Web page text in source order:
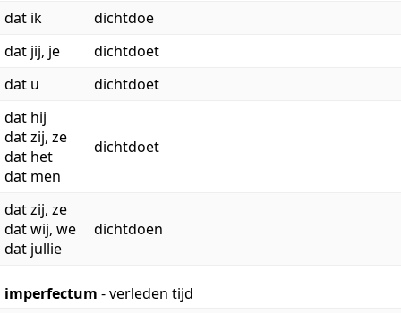
dat ik
dichtdoe
dat jij, je
dichtdoet
dat u
dichtdoet
dat hij
dat zij, ze
dat het
dat men
dichtdoet
dat zij, ze
dat wij, we
dat jullie
dichtdoen
imperfectum - verleden tijd